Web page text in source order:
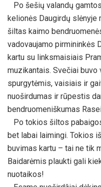
Po šešių valandų
kelionės Daugirdų slėnyje
šiltas kaimo
vadovaujamo pirmininkės
kartu su linksmaisiais
muzikantais. Svečiai
spurgytėmis, vaisiais ir
nuoširdumas ir rūpestis
bendruomeniškumas
Po tokios šiltos
bet labai laimingi. Tokios
buvimas kartu – tai ne tik
Baidarėmis plaukti gali
nuotaikos!